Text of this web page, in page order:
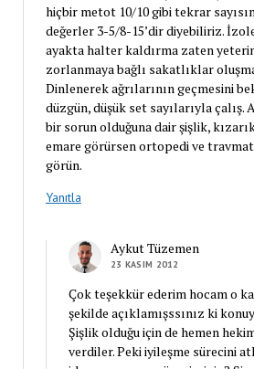
hiçbir metot 10/10 gibi tekrar
değerler 3-5/8-15’dir diyebiliriz.
ayakta halter kaldırma zaten
zorlanmaya bağlı sakatlıklar
Dinlenerek ağrılarının geçmesini
düzgün, düşük set sayılarıyla çalış.
bir sorun olduğuna dair şişlik,
emare görürsen ortopedi ve
görün.
Yanıtla
Aykut Tüzemen
23 KASIM 2012
Çok teşekkür ederim hocam o
şekilde açıklamışssınız ki
Şişlik olduğu için de hemen
verdiler. Peki iyileşme sürecini